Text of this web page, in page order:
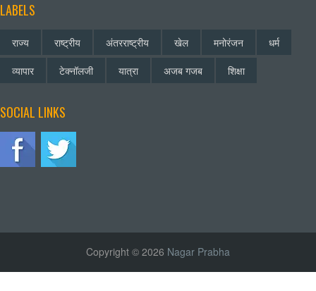
LABELS
राज्य राष्ट्रीय अंतरराष्ट्रीय खेल मनोरंजन
धर्म
व्यापार
टेक्नॉलजी यात्रा अजब गजब शिक्षा
SOCIAL LINKS
Copyright © 2026 Nagar Prabha